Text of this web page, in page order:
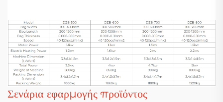
Σενάρια εφαρμογής προϊόντος